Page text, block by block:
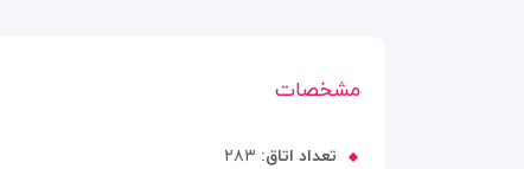
مشخصات
تعداد اتاق: ۲۸۳